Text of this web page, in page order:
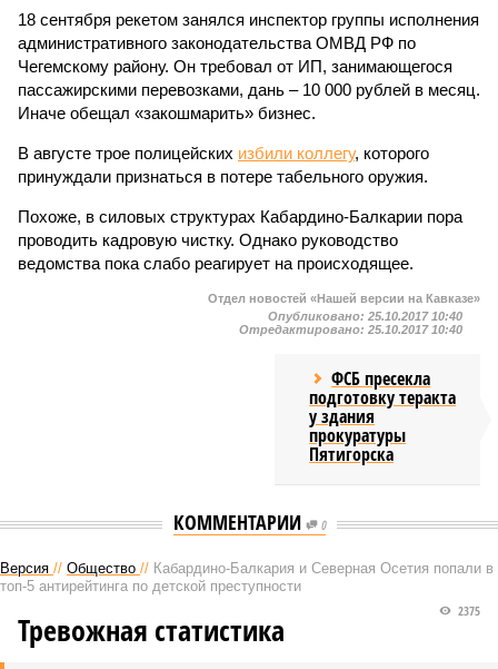
18 сентября рекетом занялся инспектор группы исполнения
административного законодательства ОМВД РФ по
Чегемскому району. Он требовал от ИП, занимающегося
пассажирскими перевозками, дань – 10 000 рублей в месяц.
Иначе обещал «закошмарить» бизнес.
В августе трое полицейских избили коллегу, которого
принуждали признаться в потере табельного оружия.
Похоже, в силовых структурах Кабардино-Балкарии пора
проводить кадровую чистку. Однако руководство
ведомства пока слабо реагирует на происходящее.
Отдел новостей «Нашей версии на Кавказе»
Опубликовано: 25.10.2017 10:40
Отредактировано: 25.10.2017 10:40
ФСБ пресекла
подготовку теракта
у здания
прокуратуры
Пятигорска
КОММЕНТАРИИ 0
Версия // Общество // Кабардино-Балкария и Северная Осетия попали в
топ-5 антирейтинга по детской преступности
2375
Тревожная статистика